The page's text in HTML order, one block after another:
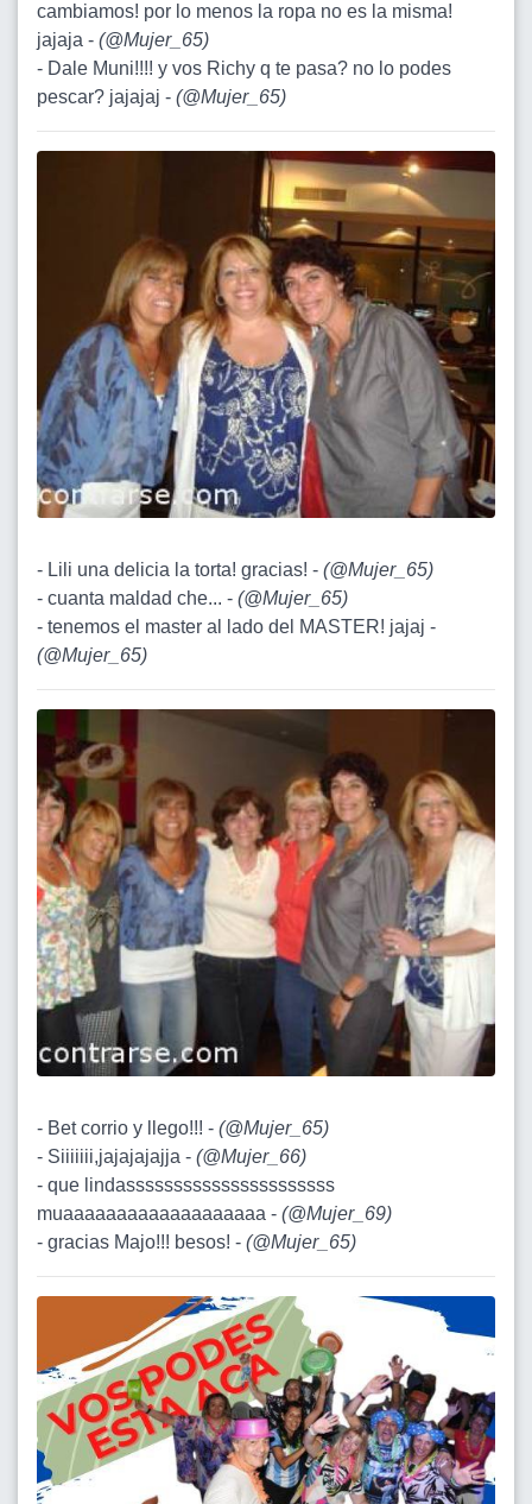
cambiamos! por lo menos la ropa no es la misma!
jajaja - (@Mujer_65)
- Dale Muni!!!! y vos Richy q te pasa? no lo podes
pescar? jajajaj - (@Mujer_65)
- Lili una delicia la torta! gracias! - (@Mujer_65)
- cuanta maldad che... - (@Mujer_65)
- tenemos el master al lado del MASTER! jajaj -
(@Mujer_65)
- Bet corrio y llego!!! - (@Mujer_65)
- Siiiiiii,jajajajajja - (@Mujer_66)
- que lindassssssssssssssssssssss
muaaaaaaaaaaaaaaaaaaa - (@Mujer_69)
- gracias Majo!!! besos! - (@Mujer_65)